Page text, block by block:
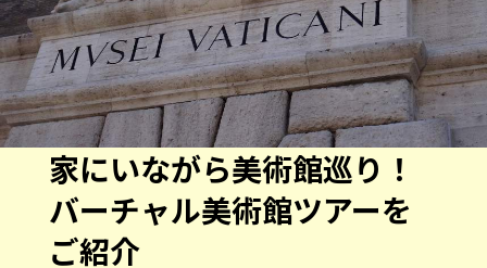
家にいながら美術館巡り！
バーチャル美術館ツアーを
ご紹介